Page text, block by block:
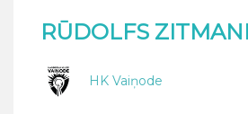
RŪDOLFS
HK Vaiņode